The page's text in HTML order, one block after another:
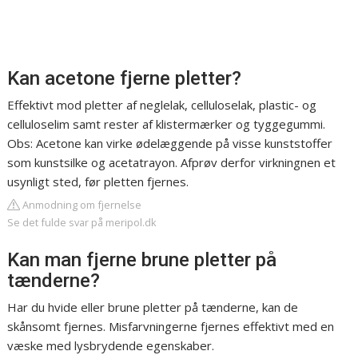
Kan acetone fjerne pletter?
Effektivt mod pletter af neglelak, celluloselak, plastic- og
celluloselim samt rester af klistermærker og tyggegummi.
Obs: Acetone kan virke ødelæggende på visse kunststoffer
som kunstsilke og acetatrayon. Afprøv derfor virkningnen et
usynligt sted, før pletten fjernes.
Anmodning om fjernelse
Se det fulde svar på meripol.dk
Kan man fjerne brune pletter på
tænderne?
Har du hvide eller brune pletter på tænderne, kan de
skånsomt fjernes. Misfarvningerne fjernes effektivt med en
væske med lysbrydende egenskaber.